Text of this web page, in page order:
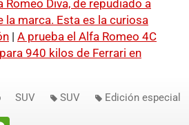
Romeo Diva, de repudiado a
la marca. Esta es la curiosa
| A prueba el Alfa Romeo 4C
940 kilos de Ferrari en
SUV SUV Edición especial